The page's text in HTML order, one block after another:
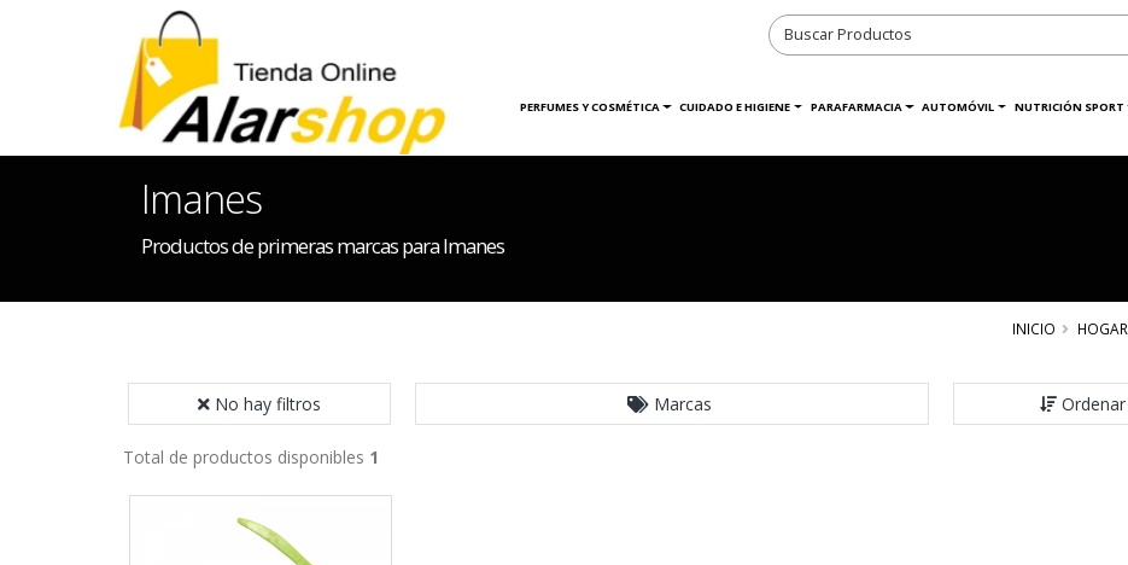
INICIO PERFUMES Y COSMÉTICA CUIDADO E HIGIENE PARAFARMACIA AUTOMÓVIL NUTRICIÓN SPORT
Imanes
Productos de primeras marcas para Imanes
INICIO HOGAR
No hay filtros Marcas Ordenar
Total de productos disponibles 1